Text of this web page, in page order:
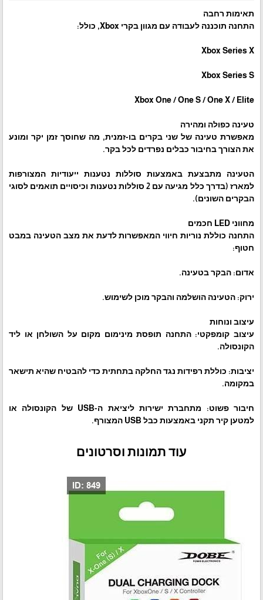
תאימות רחבה
התחנה תוכננה לעבודה עם מגוון בקרי Xbox, כולל:
Xbox Series X
Xbox Series S
Xbox One / One S / One X / Elite
טעינה כפולה ומהירה
מאפשרת טעינה של שני בקרים בו-זמנית, מה שחוסך זמן יקר ומונע
את הצורך בחיבור כבלים נפרדים לכל בקר.
הטעינה מתבצעת באמצעות סוללות נטענות ייעודיות המצורפות
למארז (בדרך כלל מגיעה עם 2 סוללות נטענות וכיסויים תואמים לסוגי
הבקרים השונים).
מחווני LED חכמים
התחנה כוללת נוריות חיווי המאפשרות לדעת את מצב הטעינה במבט
חטוף:
אדום: הבקר בטעינה.
ירוק: הטעינה הושלמה והבקר מוכן לשימוש.
עיצוב ונוחות
עיצוב קומפקטי: התחנה תופסת מינימום מקום על השולחן או ליד
הקונסולה.
יציבות: כוללת רפידות נגד החלקה בתחתית כדי להבטיח שהיא תישאר
במקומה.
חיבור פשוט: מתחברת ישירות ליציאת ה-USB של הקונסולה או
למטען קיר תקני באמצעות כבל USB המצורף.
עוד תמונות וסרטונים